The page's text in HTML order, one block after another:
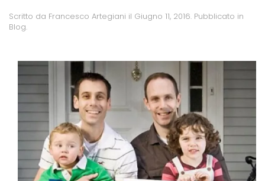
Scritto da Francesco Artegiani il Giugno 11, 2016. Pubblicato in
Blog.